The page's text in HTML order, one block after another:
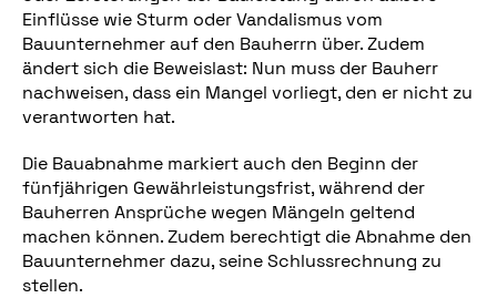
Einflüsse wie Sturm oder Vandalismus vom
Bauunternehmer auf den Bauherrn über. Zudem
ändert sich die Beweislast: Nun muss der Bauherr
nachweisen, dass ein Mangel vorliegt, den er nicht zu
verantworten hat.
Die Bauabnahme markiert auch den Beginn der
fünfjährigen Gewährleistungsfrist, während der
Bauherren Ansprüche wegen Mängeln geltend
machen können. Zudem berechtigt die Abnahme den
Bauunternehmer dazu, seine Schlussrechnung zu
stellen.